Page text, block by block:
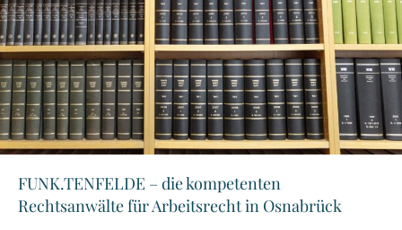
FUNK.TENFELDE – die kompetenten
Rechtsanwälte für Arbeitsrecht in Osnabrück